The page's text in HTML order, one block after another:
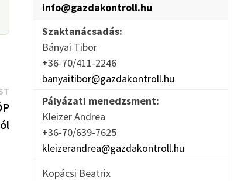
Next
post:
info@gazdakontroll.hu
Szaktanácsadás:
Bányai Tibor
+36-70/411-2246
banyaitibor@gazdakontroll.hu
Pályázati menedzsment:
Kleizer Andrea
+36-70/639-7625
kleizerandrea@gazdakontroll.hu
Kopácsi Beatrix